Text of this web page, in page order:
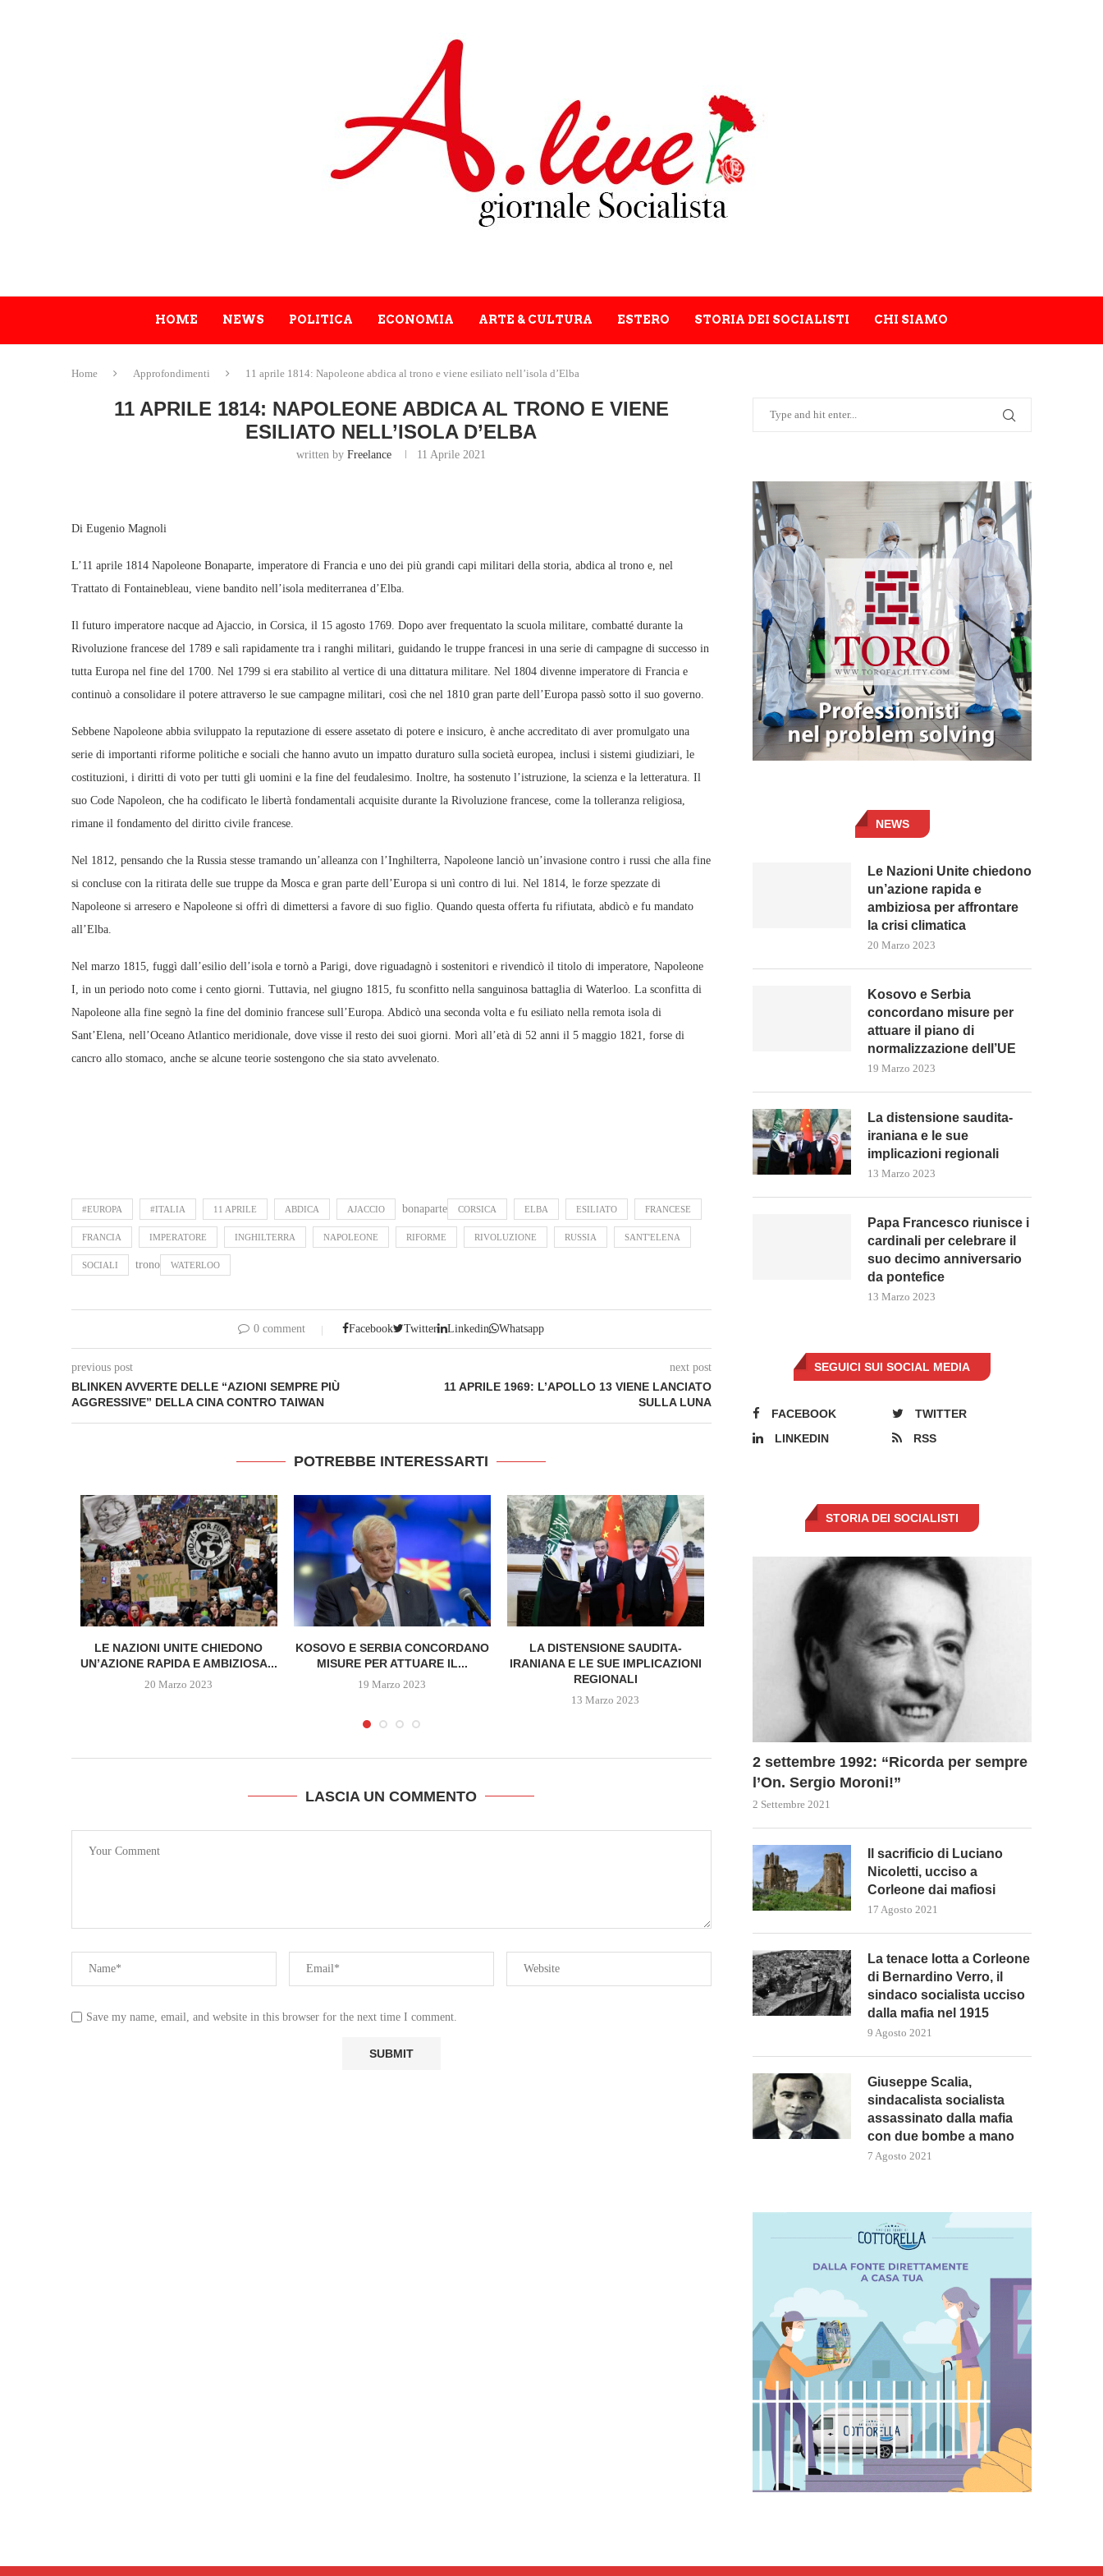
HOME NEWS POLITICA ECONOMIA ARTE & CULTURA ESTERO STORIA DEI SOCIALISTI CHI SIAMO
Home Approfondimenti 11 aprile 1814: Napoleone abdica al trono e viene esiliato nell’isola d’Elba
11 APRILE 1814: NAPOLEONE ABDICA AL TRONO E VIENE
ESILIATO NELL’ISOLA D’ELBA
written byFreelance 11 Aprile 2021
Di Eugenio Magnoli
L’11 aprile 1814 Napoleone Bonaparte, imperatore di Francia e uno dei più grandi capi militari della storia, abdica al trono e, nel
Trattato di Fontainebleau, viene bandito nell’isola mediterranea d’Elba.
Il futuro imperatore nacque ad Ajaccio, in Corsica, il 15 agosto 1769. Dopo aver frequentato la scuola militare, combatté durante la
Rivoluzione francese del 1789 e salì rapidamente tra i ranghi militari, guidando le truppe francesi in una serie di campagne di successo in
tutta Europa nel fine del 1700. Nel 1799 si era stabilito al vertice di una dittatura militare. Nel 1804 divenne imperatore di Francia e
continuò a consolidare il potere attraverso le sue campagne militari, così che nel 1810 gran parte dell’Europa passò sotto il suo governo.
Sebbene Napoleone abbia sviluppato la reputazione di essere assetato di potere e insicuro, è anche accreditato di aver promulgato una
serie di importanti riforme politiche e sociali che hanno avuto un impatto duraturo sulla società europea, inclusi i sistemi giudiziari, le
costituzioni, i diritti di voto per tutti gli uomini e la fine del feudalesimo. Inoltre, ha sostenuto l’istruzione, la scienza e la letteratura. Il
suo Code Napoleon, che ha codificato le libertà fondamentali acquisite durante la Rivoluzione francese, come la tolleranza religiosa,
rimane il fondamento del diritto civile francese.
Nel 1812, pensando che la Russia stesse tramando un’alleanza con l’Inghilterra, Napoleone lanciò un’invasione contro i russi che alla fine
si concluse con la ritirata delle sue truppe da Mosca e gran parte dell’Europa si unì contro di lui. Nel 1814, le forze spezzate di
Napoleone si arresero e Napoleone si offrì di dimettersi a favore di suo figlio. Quando questa offerta fu rifiutata, abdicò e fu mandato
all’Elba.
Nel marzo 1815, fuggì dall’esilio dell’isola e tornò a Parigi, dove riguadagnò i sostenitori e rivendicò il titolo di imperatore, Napoleone
I, in un periodo noto come i cento giorni. Tuttavia, nel giugno 1815, fu sconfitto nella sanguinosa battaglia di Waterloo. La sconfitta di
Napoleone alla fine segnò la fine del dominio francese sull’Europa. Abdicò una seconda volta e fu esiliato nella remota isola di
Sant’Elena, nell’Oceano Atlantico meridionale, dove visse il resto dei suoi giorni. Morì all’età di 52 anni il 5 maggio 1821, forse di
cancro allo stomaco, anche se alcune teorie sostengono che sia stato avvelenato.
#EUROPA #ITALIA 11 APRILE ABDICA AJACCIO bonaparte CORSICA ELBA ESILIATO FRANCESE
FRANCIA IMPERATORE INGHILTERRA NAPOLEONE RIFORME RIVOLUZIONE RUSSIA SANT'ELENA
SOCIALI trono WATERLOO
0 comment Facebook Twitter Linkedin Whatsapp
previous post
BLINKEN AVVERTE DELLE “AZIONI SEMPRE PIÙ
AGGRESSIVE” DELLA CINA CONTRO TAIWAN
next post
11 APRILE 1969: L’APOLLO 13 VIENE LANCIATO
SULLA LUNA
POTREBBE INTERESSARTI
LE NAZIONI UNITE CHIEDONO
UN’AZIONE RAPIDA E AMBIZIOSA...
20 Marzo 2023
KOSOVO E SERBIA CONCORDANO
MISURE PER ATTUARE IL...
19 Marzo 2023
LA DISTENSIONE SAUDITA-
IRANIANA E LE SUE IMPLICAZIONI
REGIONALI
13 Marzo 2023
PAPA FRANCESCO RIUNISCE I
CARDINALI PER CELEBRARE IL...
13 Marzo 2023
L’IMPORTANZA DI URSULA
LASCIA UN COMMENTO
Save my name, email, and website in this browser for the next time I comment.
NEWS
Le Nazioni Unite chiedono
un’azione rapida e
ambiziosa per affrontare
la crisi climatica
20 Marzo 2023
Kosovo e Serbia
concordano misure per
attuare il piano di
normalizzazione dell’UE
19 Marzo 2023
La distensione saudita-
iraniana e le sue
implicazioni regionali
13 Marzo 2023
Papa Francesco riunisce i
cardinali per celebrare il
suo decimo anniversario
da pontefice
13 Marzo 2023
SEGUICI SUI SOCIAL MEDIA
FACEBOOK
TWITTER
LINKEDIN
RSS
STORIA DEI SOCIALISTI
2 settembre 1992: “Ricorda per sempre
l’On. Sergio Moroni!”
2 Settembre 2021
Il sacrificio di Luciano
Nicoletti, ucciso a
Corleone dai mafiosi
17 Agosto 2021
La tenace lotta a Corleone
di Bernardino Verro, il
sindaco socialista ucciso
dalla mafia nel 1915
9 Agosto 2021
Giuseppe Scalia,
sindacalista socialista
assassinato dalla mafia
con due bombe a mano
7 Agosto 2021